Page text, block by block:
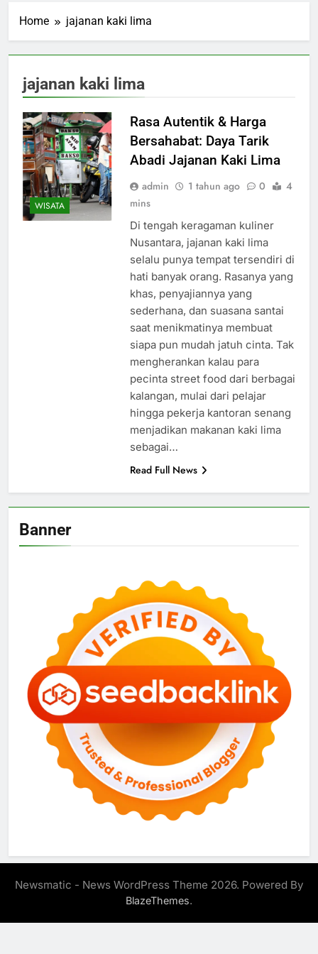
Home jajanan kaki lima
jajanan kaki lima
WISATA
Rasa Autentik & Harga
Bersahabat: Daya Tarik
Abadi Jajanan Kaki Lima
admin 1 tahun ago 0
4
mins
Di tengah keragaman kuliner
Nusantara, jajanan kaki lima
selalu punya tempat tersendiri di
hati banyak orang. Rasanya yang
khas, penyajiannya yang
sederhana, dan suasana santai
saat menikmatinya membuat
siapa pun mudah jatuh cinta. Tak
mengherankan kalau para
pecinta street food dari berbagai
kalangan, mulai dari pelajar
hingga pekerja kantoran senang
menjadikan makanan kaki lima
sebagai…
Read Full News
Banner
Newsmatic - News WordPress Theme 2026. Powered By
BlazeThemes.